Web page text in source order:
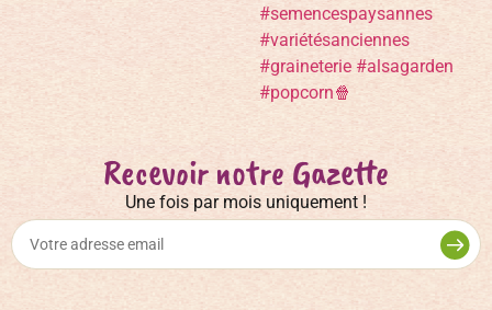
Recevoir notre Gazette
Une fois par mois uniquement !